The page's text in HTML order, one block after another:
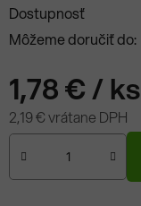
Dostupnosť
Môžeme doručiť do:
1,78 €/ ks
2,19 € vrátane DPH